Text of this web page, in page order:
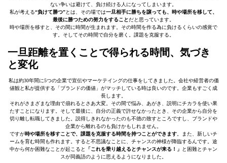
ない争いは避けて、負け続ける人になってしまいます。
私が考える“負けて勝つ”とは、その場では一旦相手に勝ちを譲っても、時や場所を移して、
最後に勝つための努力をすることだと思っています。
時や場所を移すと、その間に時間が生まれます。その時間を作る為に負けるくらいの感覚で
す。そしてその時間で自分を磨く。課題を克服する。
一旦距離を置くことで得られる時間、気づき
と変化
私は約30年間に5つの企業で宣伝やマーケテイングの仕事をしてきました。会社や経営者の価
値観と私が提供する「ブランドの価値」がマッチしている時は良いのです。企業もすごく成
長します。
それがさまざまな理由で崩れるとさあ大変。その間で悩み、あがき、説明にチカラを使い果
たすことになります。そして最後に、自分の正義で許せなかったとき、その企業から自分を
切り離し転職してきました。説得しきれなかったのも不徳の致すところですし、ブランドや
企業から離れるのも負けかもしれません。
ですが時や場所を移すことで、課題を克服する時間を持つことができます 。また、新しいチ
ームを育む時間も作れます。すると不思議なことに、チャンスの神様が降臨するんです。途
中から何か困難なことが起こると
「これを乗り越えるとチャンスが来る！」
と困難とチャン
スが同義語のように思えるようになりました。